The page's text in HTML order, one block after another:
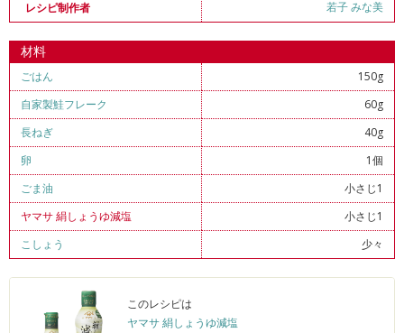
レシピ制作者
若子 みな美
材料
ごはん
150g
自家製鮭フレーク
60g
長ねぎ
40g
卵
1個
ごま油
小さじ1
ヤマサ 絹しょうゆ減塩
小さじ1
こしょう
少々
このレシピは
ヤマサ 絹しょうゆ減塩